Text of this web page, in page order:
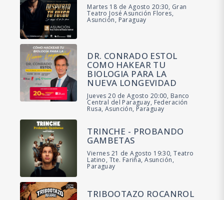
Martes 18 de Agosto 20:30, Gran
Teatro José Asunción Flores,
Asunción, Paraguay
DR. CONRADO ESTOL
COMO HAKEAR TU
BIOLOGIA PARA LA
NUEVA LONGEVIDAD
Jueves 20 de Agosto 20:00, Banco
Central del Paraguay, Federación
Rusa, Asunción, Paraguay
TRINCHE - PROBANDO
GAMBETAS
Viernes 21 de Agosto 19:30, Teatro
Latino, Tte. Fariña, Asunción,
Paraguay
TRIBOOTAZO ROCANROL